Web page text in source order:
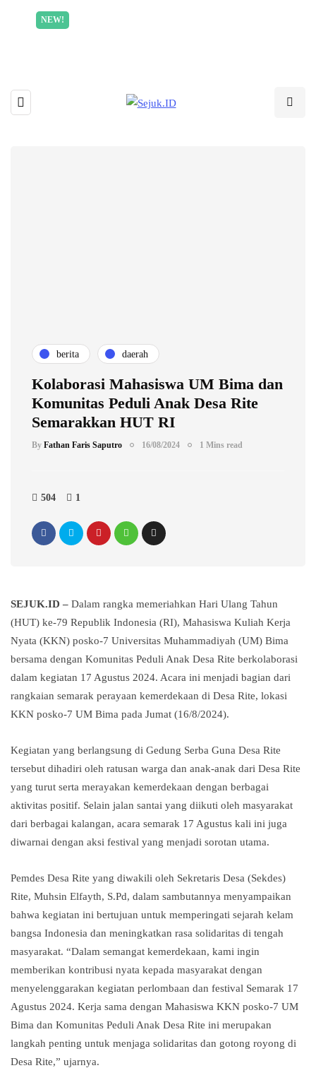
NEW!
berita daerah
Kolaborasi Mahasiswa UM Bima dan
Komunitas Peduli Anak Desa Rite
Semarakkan HUT RI
By Fathan Faris Saputro 16/08/2024 1 Mins read
504 1
SEJUK.ID – Dalam rangka memeriahkan Hari Ulang Tahun
(HUT) ke-79 Republik Indonesia (RI), Mahasiswa Kuliah Kerja
Nyata (KKN) posko-7 Universitas Muhammadiyah (UM) Bima
bersama dengan Komunitas Peduli Anak Desa Rite berkolaborasi
dalam kegiatan 17 Agustus 2024. Acara ini menjadi bagian dari
rangkaian semarak perayaan kemerdekaan di Desa Rite, lokasi
KKN posko-7 UM Bima pada Jumat (16/8/2024).
Kegiatan yang berlangsung di Gedung Serba Guna Desa Rite
tersebut dihadiri oleh ratusan warga dan anak-anak dari Desa Rite
yang turut serta merayakan kemerdekaan dengan berbagai
aktivitas positif. Selain jalan santai yang diikuti oleh masyarakat
dari berbagai kalangan, acara semarak 17 Agustus kali ini juga
diwarnai dengan aksi festival yang menjadi sorotan utama.
Pemdes Desa Rite yang diwakili oleh Sekretaris Desa (Sekdes)
Rite, Muhsin Elfayth, S.Pd, dalam sambutannya menyampaikan
bahwa kegiatan ini bertujuan untuk memperingati sejarah kelam
bangsa Indonesia dan meningkatkan rasa solidaritas di tengah
masyarakat. “Dalam semangat kemerdekaan, kami ingin
memberikan kontribusi nyata kepada masyarakat dengan
menyelenggarakan kegiatan perlombaan dan festival Semarak 17
Agustus 2024. Kerja sama dengan Mahasiswa KKN posko-7 UM
Bima dan Komunitas Peduli Anak Desa Rite ini merupakan
langkah penting untuk menjaga solidaritas dan gotong royong di
Desa Rite,” ujarnya.